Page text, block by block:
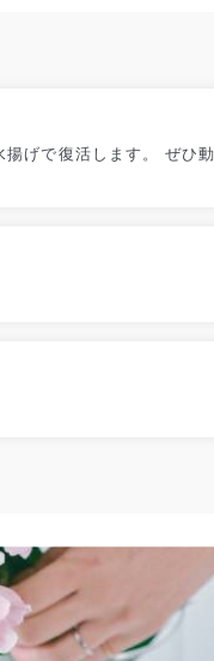
げで復活します。 ぜひ動